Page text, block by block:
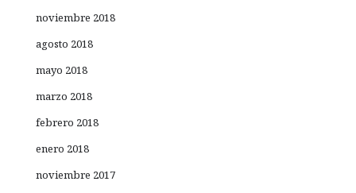
noviembre 2018
agosto 2018
mayo 2018
marzo 2018
febrero 2018
enero 2018
noviembre 2017